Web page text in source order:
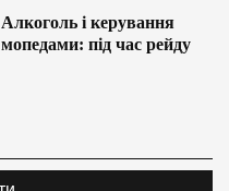
Алкоголь і керування
мопедами: під час рейду